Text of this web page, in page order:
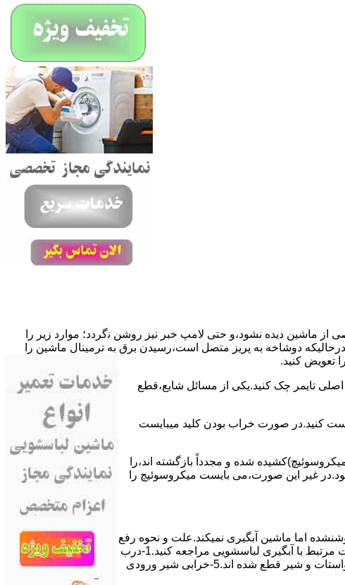
از ﻣﺎﺷﯿﻦ دﯾﺪه نشود،و حتی ﻻﻣﭗ ﺧﺒﺮ ﻧﯿﺰ روﺷﻦ ﻧگردد؛ موارد زیر را
و ﯾﺎ ﮐﺎﺑﻞ راﺑﻂ ﻣﻌﯿﻮب ﺷﺪه است.نحوه رفع:درحالیکه دوﺷﺎﺧﻪ ﺑﻪ ﭘﺮﯾﺰ ﻣﺘﺼﻞ اﺳﺖ،رﺳﯿﺪن ﺑﺮق ﺑﻪ ﺗﺮﻣﯿﻨﺎل ﻣﺎﺷﯿﻦ را
ﺗﻌﻮﯾﺾ کنید.
اﺻﻠﯽ ﺗﺎﯾﻤﺮ چک کنید.یکی از مسائل شایع،ﻗﻄﻊ
ﺗﺴﺖ ﮐﻨﯿﺪ.در ﺻﻮرت ﺧﺮاب ﺑﻮدن ﮐﻠﯿﺪ میبایست
شده و مجدداً بازگشته اند،را
ﻏﯿﺮ اﯾﻦ ﺻﻮرت،می بایست ﻣﯿﮑﺮوﺳﻮﺋﯿﭻ را
اﻣﺎ ﻣﺎﺷﯿﻦ آﺑﮕﯿﺮی نمیکند.ﻋﻠﺖ و نحوه رﻓﻊ
مشکل:آبگیری کند ماشین لباسشویی و یا آبگیر نکردن آن می تواند دلایل متفاوتی داشته باشد.برای مطالعه بیشتر می توانید به مشکلات مرتبط با آبگیری لباسشویی مراجعه کنید.1-درب
ﻣﺎﺷﯿﻦ ﺑﺎز اﺳﺖ.2-ﻣﯿﮑﺮوﺳﻮﺋﯿﭻ ﺧﺮاب اﺳﺖ.3-ﻫﯿﺪرواﺳﺘﺎت ﺧﺮاب اﺳﺖ.4-سیمهای راﺑﻂ ﺑﯿﻦ ﮐﻠﯿﺪ ﺗﺎﯾﻤﺮ لباسشویی،ﻣﯿﮑﺮوﺳﻮﺋﯿﭻ،ﻫﯿﺪرواﺳﺘﺎت و ﺷﯿﺮ ﻗﻄﻊ ﺷﺪه اند.5-خرابی شیر ورودی